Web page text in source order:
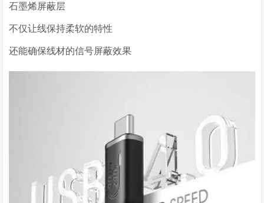
石墨烯屏蔽层
不仅让线保持柔软的特性
还能确保线材的信号屏蔽效果